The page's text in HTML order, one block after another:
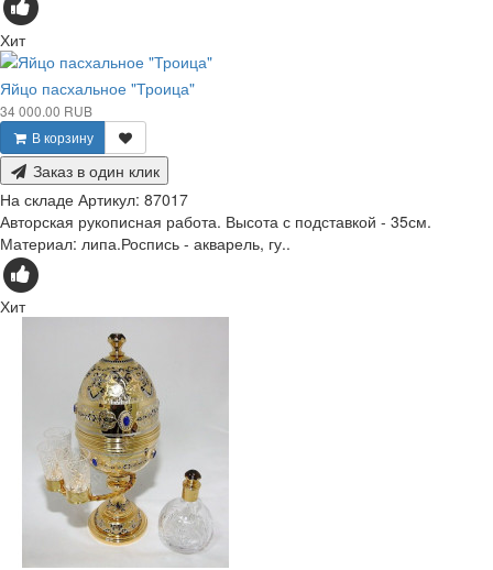
Хит
Яйцо пасхальное "Троица"
34 000.00 RUB
В корзину
Заказ в один клик
На складе Артикул: 87017
Авторская рукописная работа. Высота с подставкой - 35см.
Материал: липа.Роспись - акварель, гу..
Хит